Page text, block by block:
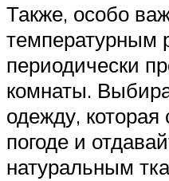
Также, особо
температурным
периодически
комнаты.
одежду, которая
погоде и
натуральным